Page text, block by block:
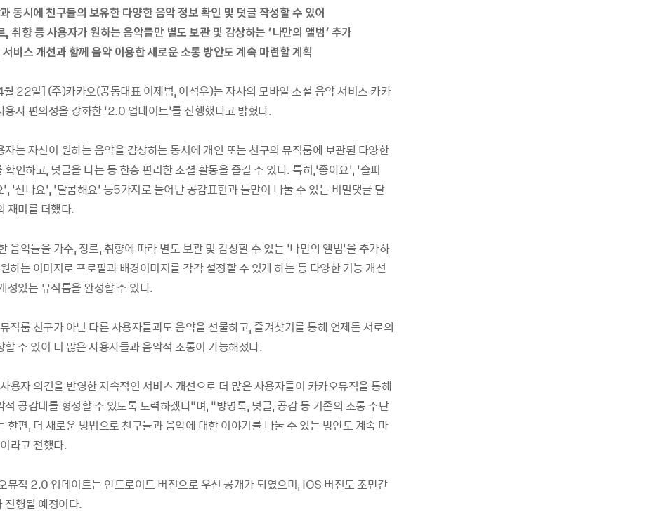
동시에 친구들의 보유한 다양한 음악 정보 확인 및 덧글 작성할 수 있어
취향 등 사용자가 원하는 음악들만 별도 보관 및 감상하는 ‘나만의 앨범’ 추가
비스 개선과 함께 음악 이용한 새로운 소통 방안도 계속 마련할 계획
22일] (주)카카오(공동대표 이제범, 이석우)는 자사의 모바일 소셜 음악 서비스 카카
용자 편의성을 강화한 ‘2.0 업데이트’를 진행했다고 밝혔다.
자는 자신이 원하는 음악을 감상하는 동시에 개인 또는 친구의 뮤직룸에 보관된 다양한
인하고, 덧글을 다는 등 한층 편리한 소셜 활동을 즐길 수 있다. 특히,‘좋아요’, ‘슬퍼
’, ‘신나요’, ‘달콤해요’ 등5가지로 늘어난 공감표현과 둘만이 나눌 수 있는 비밀댓글 달
재미를 더했다.
음악들을 가수, 장르, 취향에 따라 별도 보관 및 감상할 수 있는 ‘나만의 앨범’을 추가하
하는 이미지로 프로필과 배경이미지를 각각 설정할 수 있게 하는 등 다양한 기능 개선
성있는 뮤직룸을 완성할 수 있다.
직룸 친구가 아닌 다른 사용자들과도 음악을 선물하고, 즐겨찾기를 통해 언제든 서로의
할 수 있어 더 많은 사용자들과 음악적 소통이 가능해졌다.
용자 의견을 반영한 지속적인 서비스 개선으로 더 많은 사용자들이 카카오뮤직을 통해
적 공감대를 형성할 수 있도록 노력하겠다”며, “방명록, 덧글, 공감 등 기존의 소통 수단
한편, 더 새로운 방법으로 친구들과 음악에 대한 이야기를 나눌 수 있는 방안도 계속 마
라고 전했다.
뮤직 2.0 업데이트는 안드로이드 버전으로 우선 공개가 되였으며, IOS 버전도 조만간
진행될 예정이다.